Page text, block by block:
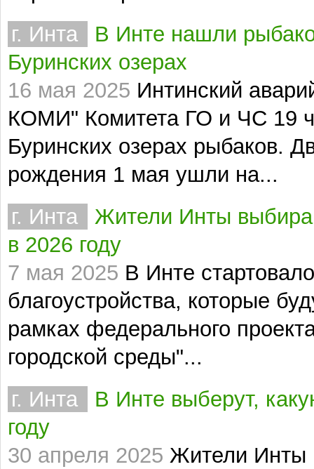
г. Инта
В Инте нашли
Буринских озерах
16 мая 2025 Интинский
КОМИ" Комитета ГО и ЧС 19
Буринских озерах рыбаков.
рождения 1 мая ушли на...
г. Инта
Жители Инты
в 2026 году
7 мая 2025 В Инте
благоустройства, которые
рамках федерального
городской среды"...
г. Инта
В Инте выберут,
году
30 апреля 2025 Жители Инты